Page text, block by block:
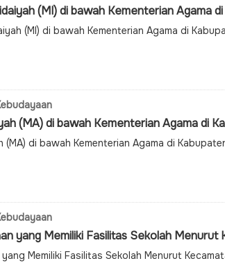
(MI) di bawah Kementerian Agama
(MI) di bawah Kementerian Agama di
(MA) di bawah Kementerian Agama di
(MA) di bawah Kementerian Agama di
yang Memiliki Fasilitas Sekolah Menurut
yang Memiliki Fasilitas Sekolah Menurut